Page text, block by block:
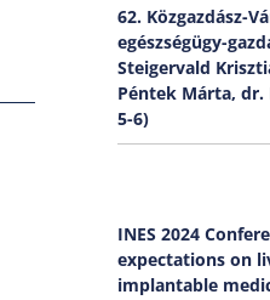
62. Közgazdász-
egészségügy-
Steigervald
Péntek Márta, dr.
5-6)
INES 2024
expectations on
implantable